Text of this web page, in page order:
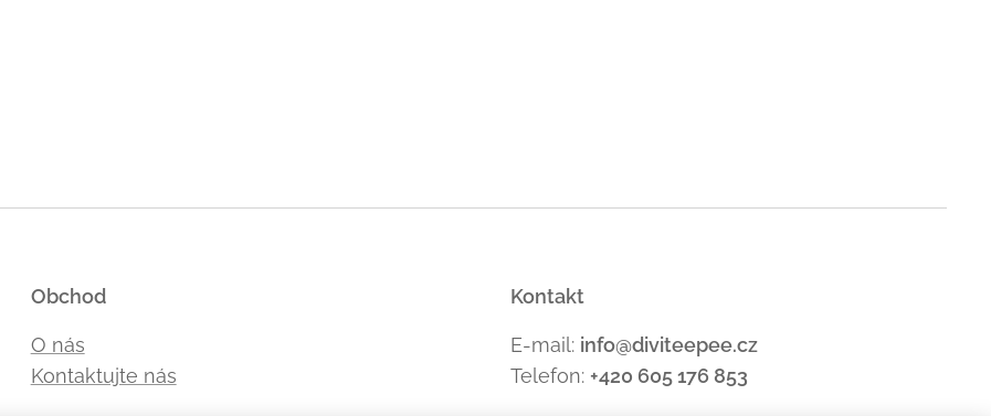
Obchod
O nás
Kontaktujte nás
Kontakt
E-mail: info@diviteepee.cz
Telefon: +420 605 176 853